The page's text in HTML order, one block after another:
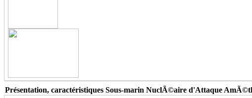
Présentation, caractéristiques Sous-marin NuclÃ©aire d'Attaque